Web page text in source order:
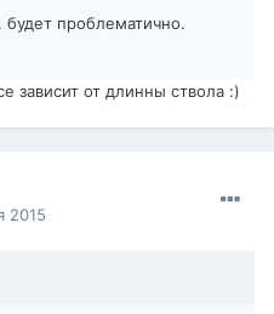
проблематично.
зависит от длинны ствола :)
2015